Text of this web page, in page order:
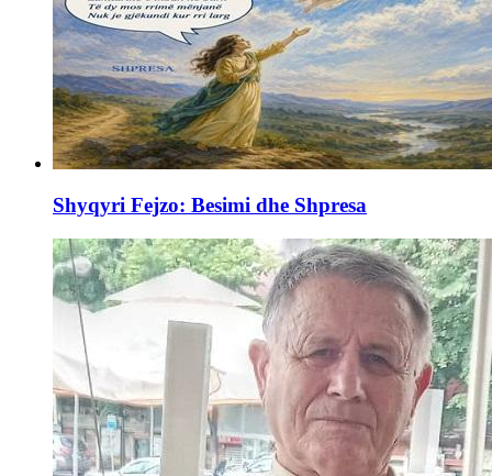
Shyqyri Fejzo: Besimi dhe Shpresa